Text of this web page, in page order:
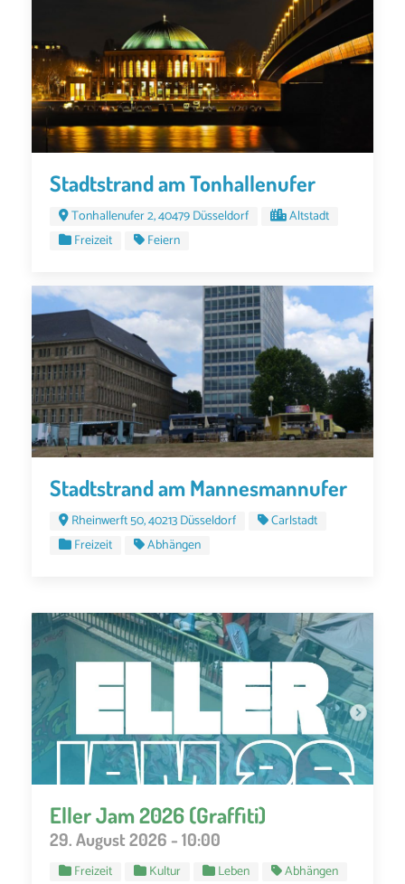
Stadtstrand am Tonhallenufer
Tonhallenufer 2, 40479 Düsseldorf
Altstadt
Freizeit
Feiern
Stadtstrand am Mannesmannufer
Rheinwerft 50, 40213 Düsseldorf
Carlstadt
Freizeit
Abhängen
Eller Jam 2026 (Graffiti)
29. August 2026 - 10:00
Freizeit Kultur Leben
Abhängen